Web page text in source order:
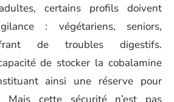
certains profils doivent
: végétariens, seniors,
de troubles digestifs.
de stocker la cobalamine
ainsi une réserve pour
Mais cette sécurité n’est pas